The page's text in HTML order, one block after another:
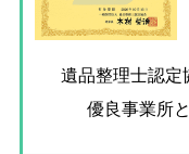
遺品整理士認定
優良事業所